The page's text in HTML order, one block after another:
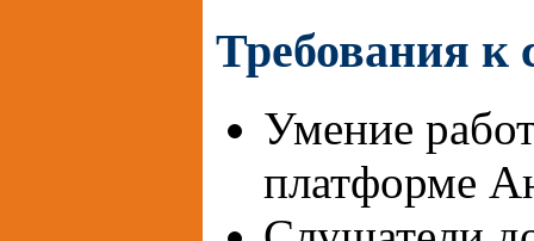
Требования к
Умение
платформе